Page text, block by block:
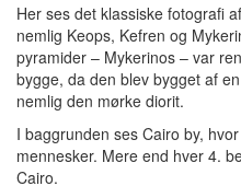
Her ses det klassiske fotografi
nemlig Keops, Kefren og
pyramider – Mykerinos – var
bygge, da den blev bygget af
nemlig den mørke diorit.
I baggrunden ses Cairo by,
mennesker. Mere end hver 4.
Cairo.